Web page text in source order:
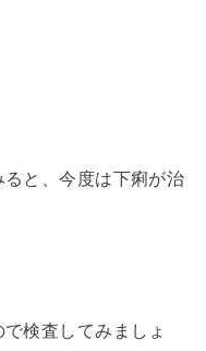
と、今度は下痢が治
検査してみましょ